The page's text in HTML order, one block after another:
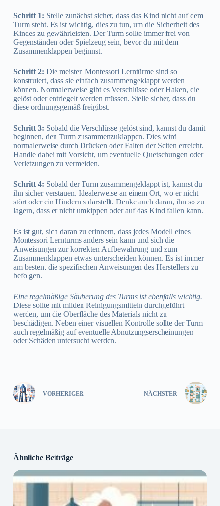
Schritt 1: Stelle zunächst sicher, dass das Kind nicht auf dem
Turm steht. Es ist wichtig, dies zu tun, um die Sicherheit des
Kindes zu gewährleisten. Der Turm sollte immer frei von
Gegenständen oder Spielzeug sein, bevor du mit dem
Zusammenklappen beginnst.
Schritt 2: Die meisten Montessori Lerntürme sind so
konstruiert, dass sie einfach zusammengeklappt werden
können. Normalerweise gibt es Verschlüsse oder Haken, die
gelöst oder entriegelt werden müssen. Stelle sicher, dass du
diese ordnungsgemäß freigibst.
Schritt 3: Sobald die Verschlüsse gelöst sind, kannst du damit
beginnen, den Turm zusammenzuklappen. Dies wird
normalerweise durch Drücken oder Falten der Seiten erreicht.
Handle dabei mit Vorsicht, um eventuelle Quetschungen oder
Verletzungen zu vermeiden.
Schritt 4: Sobald der Turm zusammengeklappt ist, kannst du
ihn sicher verstauen. Idealerweise an einem Ort, wo er nicht
stört oder ein Hindernis darstellt. Denke auch daran, ihn so zu
lagern, dass er nicht umkippen oder auf das Kind fallen kann.
Es ist gut, sich daran zu erinnern, dass jedes Modell eines
Montessori Lernturms anders sein kann und sich die
Anweisungen zur korrekten Aufbewahrung und zum
Zusammenklappen etwas unterscheiden können. Es ist immer
am besten, die spezifischen Anweisungen des Herstellers zu
befolgen.
Eine regelmäßige Säuberung des Turms ist ebenfalls wichtig.
Diese sollte mit milden Reinigungsmitteln durchgeführt
werden, um die Oberfläche des Materials nicht zu
beschädigen. Neben einer visuellen Kontrolle sollte der Turm
auch regelmäßig auf eventuelle Abnutzungserscheinungen
oder Schäden untersucht werden.
VORHERIGER NÄCHSTER
Ähnliche Beiträge